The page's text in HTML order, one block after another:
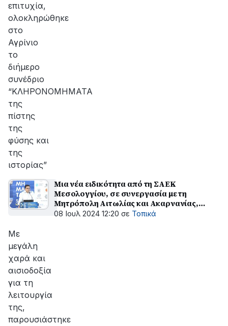
επιτυχία,
oλοκληρώθηκε
στο
Αγρίνιο
το
διήμερο
συνέδριο
“ΚΛΗΡΟΝΟΜΗΜΑΤΑ
της
πίστης
της
φύσης και
της
ιστορίας”
Μια νέα ειδικότητα από τη ΣΑΕΚ
Μεσολογγίου, σε συνεργασία με τη
Μητρόπολη Αιτωλίας και Ακαρνανίας,
παρουσιάστηκε στο Συνέδριο
08 Ιουλ 2024 12:20 σε Τοπικά
Με
μεγάλη
χαρά και
αισιοδοξία
για τη
λειτουργία
της,
παρουσιάστηκε